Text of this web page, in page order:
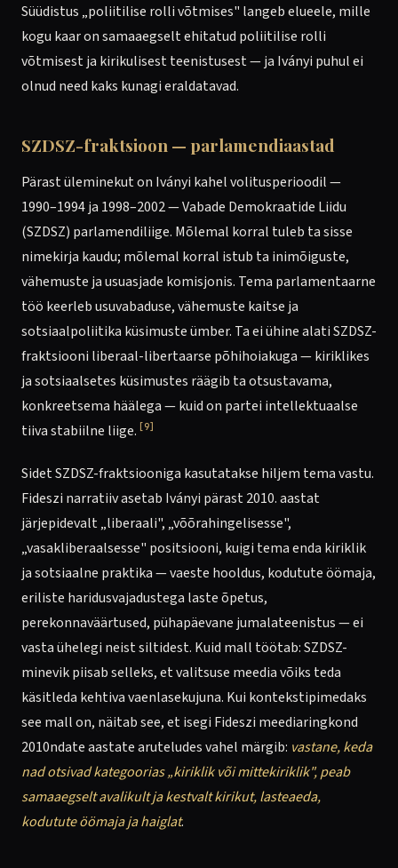
Süüdistus „poliitilise rolli võtmises" langeb elueele, mille
kogu kaar on samaaegselt ehitatud poliitilise rolli
võtmisest ja kirikulisest teenistusest — ja Iványi puhul ei
olnud need kaks kunagi eraldatavad.
SZDSZ-fraktsioon — parlamendiaastad
Pärast üleminekut on Iványi kahel volitusperioodil —
1990–1994 ja 1998–2002 — Vabade Demokraatide Liidu
(SZDSZ) parlamendiliige. Mõlemal korral tuleb ta sisse
nimekirja kaudu; mõlemal korral istub ta inim­õiguste,
vähemuste ja usuasjade komisjonis. Tema parlamentaarne
töö keerleb usuvabaduse, vähemuste kaitse ja
sotsiaalpoliitika küsimuste ümber. Ta ei ühine alati SZDSZ-
fraktsiooni liberaal-libertaarse põhihoiakuga — kiriklikes
ja sotsiaalsetes küsimustes räägib ta otsustavama,
konkreetsema häälega — kuid on partei intellektuaalse
tiiva stabiilne liige. [9]
Sidet SZDSZ-fraktsiooniga kasutatakse hiljem tema vastu.
Fideszi narratiiv asetab Iványi pärast 2010. aastat
järjepidevalt „liberaali", „võõrahingelisesse",
„vasakliberaalsesse" positsiooni, kuigi tema enda kiriklik
ja sotsiaalne praktika — vaeste hooldus, kodutute öömaja,
eriliste haridusvajadustega laste õpetus,
perekonnaväärtused, pühapäevane jumalateenistus — ei
vasta ühelegi neist siltidest. Kuid mall töötab: SZDSZ-
minevik piisab selleks, et valitsuse meedia võiks teda
käsitleda kehtiva vaenlasekujuna. Kui kontekstipimedaks
see mall on, näitab see, et isegi Fideszi meediaringkond
2010ndate aastate aruteludes vahel märgib: vastane, keda
nad otsivad kategoorias „kiriklik või mittekiriklik", peab
samaaegselt avalikult ja kestvalt kirikut, lasteaeda,
kodutute öömaja ja haiglat.